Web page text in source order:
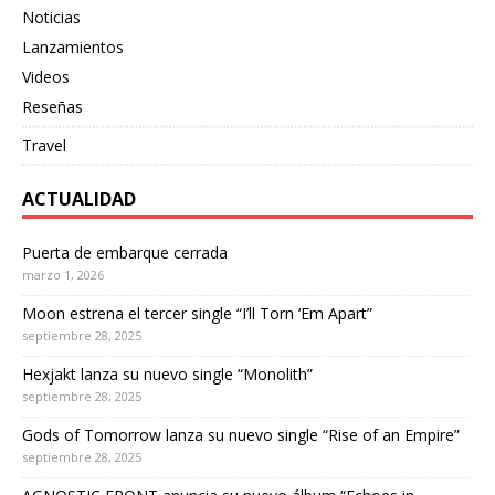
Noticias
Lanzamientos
Videos
Reseñas
Travel
ACTUALIDAD
Puerta de embarque cerrada
marzo 1, 2026
Moon estrena el tercer single “I’ll Torn ‘Em Apart”
septiembre 28, 2025
Hexjakt lanza su nuevo single “Monolith”
septiembre 28, 2025
Gods of Tomorrow lanza su nuevo single “Rise of an Empire”
septiembre 28, 2025